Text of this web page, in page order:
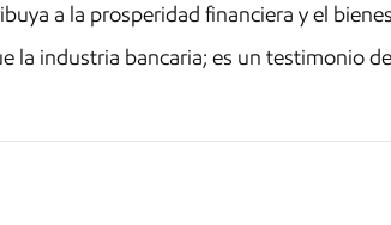
a la prosperidad financiera y el
la industria bancaria; es un testimonio